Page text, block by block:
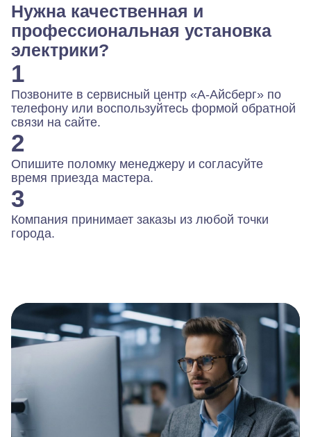
Нужна качественная и
профессиональная установка
электрики?
1
Позвоните в сервисный центр «А-Айсберг» по
телефону или воспользуйтесь формой обратной
связи на сайте.
2
Опишите поломку менеджеру и согласуйте
время приезда мастера.
3
Компания принимает заказы из любой точки
города.